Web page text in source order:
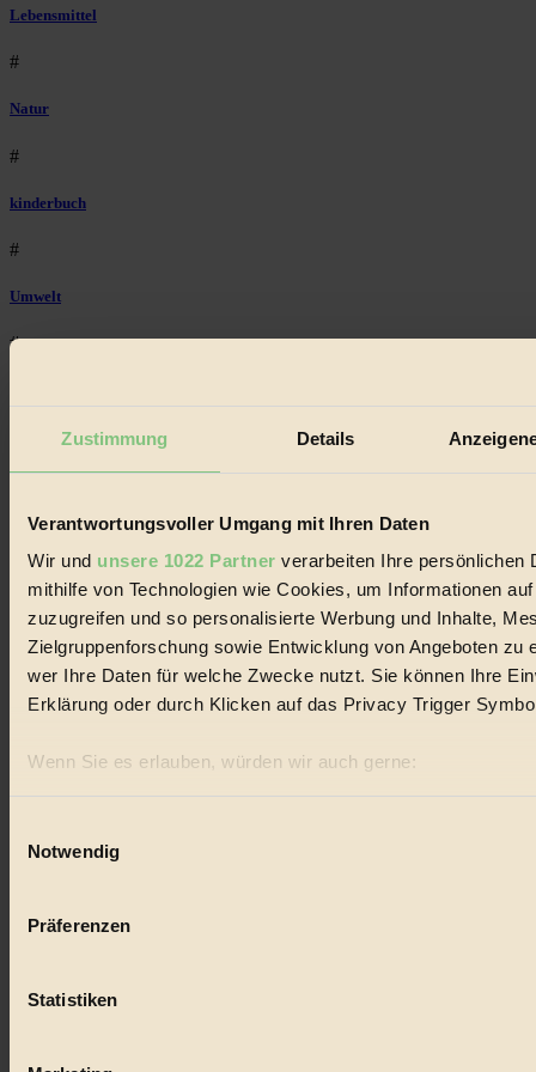
Zustimmung Details
Verantwortungsvoller Umgang mit Ihren Daten
Wir und unsere 1022 Partner verarbeiten Ihre persönlichen
mithilfe von Technologien wie Cookies, um Informationen
zuzugreifen und so personalisierte Werbung und Inhalte,
Zielgruppenforschung sowie Entwicklung von Angeboten zu
wer Ihre Daten für welche Zwecke nutzt. Sie können Ihre
Erklärung oder durch Klicken auf das Privacy Trigger
Wenn Sie es erlauben, würden wir auch gerne:
Informationen über Ihre geografische Lage erfassen,
Ihr Gerät durch aktives Scannen nach bestimmten
Präferenzen im
biorama.eu
welche Inhalte besonders gut ankommen, Inhalte wie
Notwendig
Präferenzen
Statistiken
Lebensmittel
#
Natur
#
kinderbuch
#
Umwelt
#
Design
Regional
Garten